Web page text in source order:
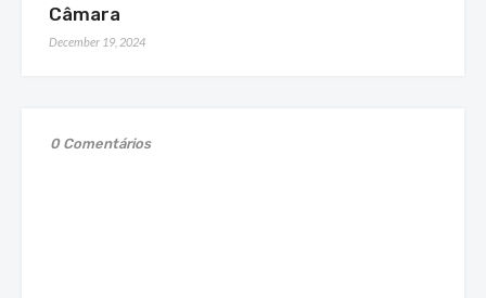
Câmara
December 19, 2024
0 Comentários